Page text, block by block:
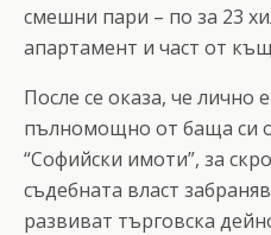
смешни пари – по за 23
апартамент и част от
После се оказа, че лично
пълномощно от баща си
“Софийски имоти”, за
съдебната власт
развиват търговска